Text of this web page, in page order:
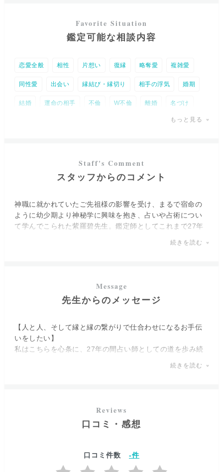
鑑定可能な相談内容
恋愛全般 相性 片想い 復縁 略奪愛 複雑愛
同性愛 出会い 縁結び・縁切り 相手の浮気 婚期
結婚 運命の相手 不倫 W不倫 離婚 名づけ
相手の気持ち
事業・経営相談 全体運
吉方位 未来予知 宿命 トラウマ
もっと見る
スタッフからのコメント
神職に就かれていたご先祖様の影響を受け、まるで宿命の
ように幼少期より神秘学に興味を抱き、占いや占術につい
て学んでこられた紫羅碧先生。鑑定師としてこれまで27年
容によって進んでいくべき道を示してくださいます。
では見えていなかった「解決への糸口」を見つけ出してく
ださいます。
紫羅碧先生のおおらかなお人柄と誠実な鑑定で、きっと抱
続きを読む
先生からのメッセージ
【人と人、そして縁と縁の繋がりで仕合わせになるお手伝
いをしたい】
私はこちらを心条に、27年の間占い師としての道を歩み続
相談が難しいお悩みを抱えていらっしゃるのではないでし
ょうか。お悩みに大小はありませんので、どんなことでも
私自らのシングルマザーとしての子育て、経営者としての
経験も活かし、恋愛相談はもちろんのこと 「結婚・離婚・
続きを読む
口コミ・感想
口コミ件数 -件